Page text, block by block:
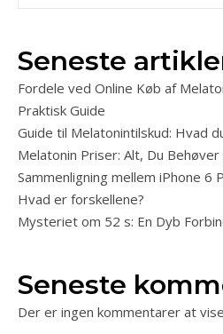
Seneste
Fordele ved Online Køb af
Praktisk Guide
Guide til Melatonintilskud: Hvad
Melatonin Priser: Alt, Du Behøver
Sammenligning mellem iPhone 6
Hvad er forskellene?
Mysteriet om 52 s: En Dyb
Seneste
Der er ingen kommentarer at